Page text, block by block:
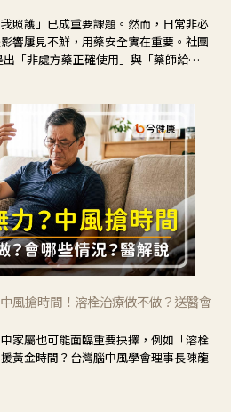
照護」已成重要課題。然而，日常非必
響屢見不鮮，用藥安全實在重要。社團
「非處方藥正確使用」與「藥師給
風搶時間！溶栓治療做不做？送醫會
家屬也可能面臨重要抉擇，例如「溶栓
黃金時間？台灣腦中風學會理事長陳龍